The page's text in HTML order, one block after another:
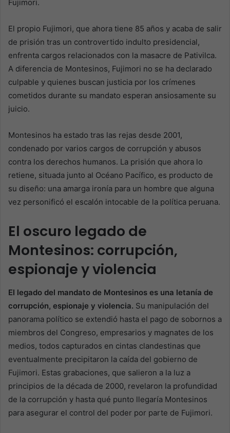
Fujimori.
El propio Fujimori, que ahora tiene 85 años y acaba de salir
de prisión tras un controvertido indulto presidencial,
enfrenta cargos relacionados con la masacre de Pativilca.
A diferencia de Montesinos, Fujimori no se ha declarado
culpable y quienes buscan justicia por los crímenes
cometidos durante su mandato esperan ansiosamente su
juicio.
Montesinos ha estado tras las rejas desde 2001,
condenado por varios cargos de corrupción y abusos
contra los derechos humanos. La prisión que ahora lo
retiene, situada junto al Océano Pacífico, es producto de
su diseño: una amarga ironía para un hombre que alguna
vez personificó el escalón intocable de la política peruana.
El oscuro legado de
Montesinos: corrupción,
espionaje y violencia
El legado del mandato de Montesinos es una letanía de
corrupción, espionaje y violencia. Su manipulación del
panorama político se extendió hasta el pago de sobornos a
miembros del Congreso, empresarios y magnates de los
medios, todos capturados en cintas clandestinas que
eventualmente precipitaron la caída del gobierno de
Fujimori. Estas grabaciones, que salieron a la luz a
principios de la década de 2000, revelaron la profundidad
de la corrupción y hasta qué punto llegaría Montesinos
para asegurar el control del poder por parte de Fujimori.